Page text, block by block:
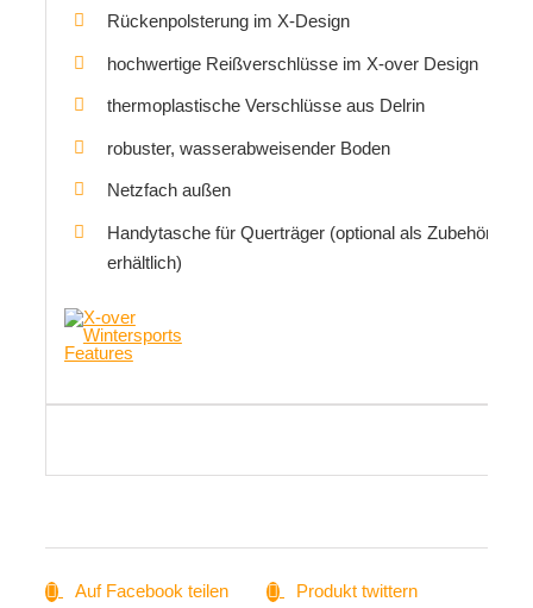
Rückenpolsterung im X-Design
hochwertige Reißverschlüsse im X-over Design
thermoplastische Verschlüsse aus Delrin
robuster, wasserabweisender Boden
Netzfach außen
Handytasche für Querträger (optional als Zubehör
erhältlich)
Auf Facebook teilen Produkt twittern